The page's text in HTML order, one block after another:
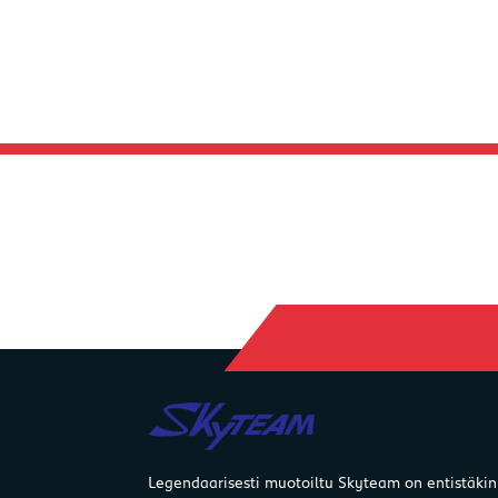
Legendaarisesti muotoiltu Skyteam on entistäkin